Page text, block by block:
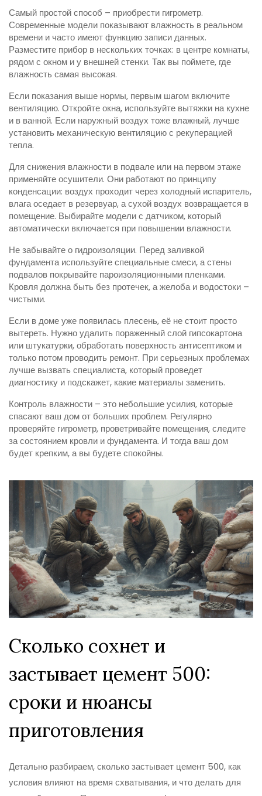
Самый простой способ – приобрести гигрометр.
Современные модели показывают влажность в реальном
времени и часто имеют функцию записи данных.
Разместите прибор в нескольких точках: в центре комнаты,
рядом с окном и у внешней стенки. Так вы поймете, где
влажность самая высокая.
Если показания выше нормы, первым шагом включите
вентиляцию. Откройте окна, используйте вытяжки на кухне
и в ванной. Если наружный воздух тоже влажный, лучше
установить механическую вентиляцию с рекуперацией
тепла.
Для снижения влажности в подвале или на первом этаже
применяйте осушители. Они работают по принципу
конденсации: воздух проходит через холодный испаритель,
влага оседает в резервуар, а сухой воздух возвращается в
помещение. Выбирайте модели с датчиком, который
автоматически включается при повышении влажности.
Не забывайте о гидроизоляции. Перед заливкой
фундамента используйте специальные смеси, а стены
подвалов покрывайте пароизоляционными пленками.
Кровля должна быть без протечек, а желоба и водостоки –
чистыми.
Если в доме уже появилась плесень, её не стоит просто
вытереть. Нужно удалить пораженный слой гипсокартона
или штукатурки, обработать поверхность антисептиком и
только потом проводить ремонт. При серьезных проблемах
лучше вызвать специалиста, который проведет
диагностику и подскажет, какие материалы заменить.
Контроль влажности – это небольшие усилия, которые
спасают ваш дом от больших проблем. Регулярно
проверяйте гигрометр, проветривайте помещения, следите
за состоянием кровли и фундамента. И тогда ваш дом
будет крепким, а вы будете спокойны.
Сколько сохнет и
застывает цемент 500:
сроки и нюансы
приготовления
Детально разбираем, сколько застывает цемент 500, как
условия влияют на время схватывания, и что делать для